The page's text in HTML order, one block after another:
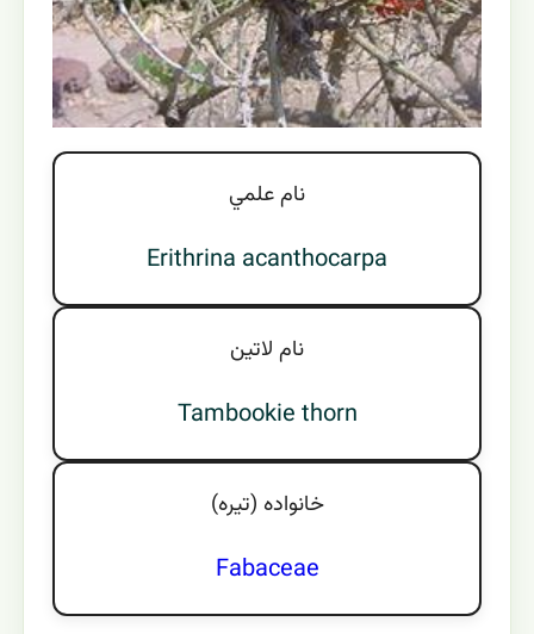
نام علمي
Erithrina acanthocarpa
نام لاتين
Tambookie thorn
خانواده (تيره)
Fabaceae